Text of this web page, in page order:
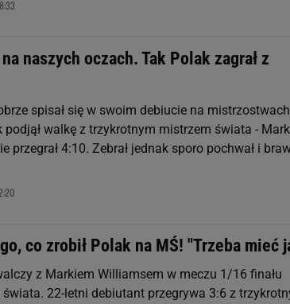
naszych oczach. Tak Polak zagrał z
spisał się w swoim debiucie na mistrzostwach
walkę z trzykrotnym mistrzem świata -
przegrał 4:10. Zebrał jednak sporo pochwał i
co zrobił Polak na MŚ! "Trzeba mieć
z Markiem Williamsem w meczu 1/16 finału
22-letni debiutant przegrywa 3:6 z